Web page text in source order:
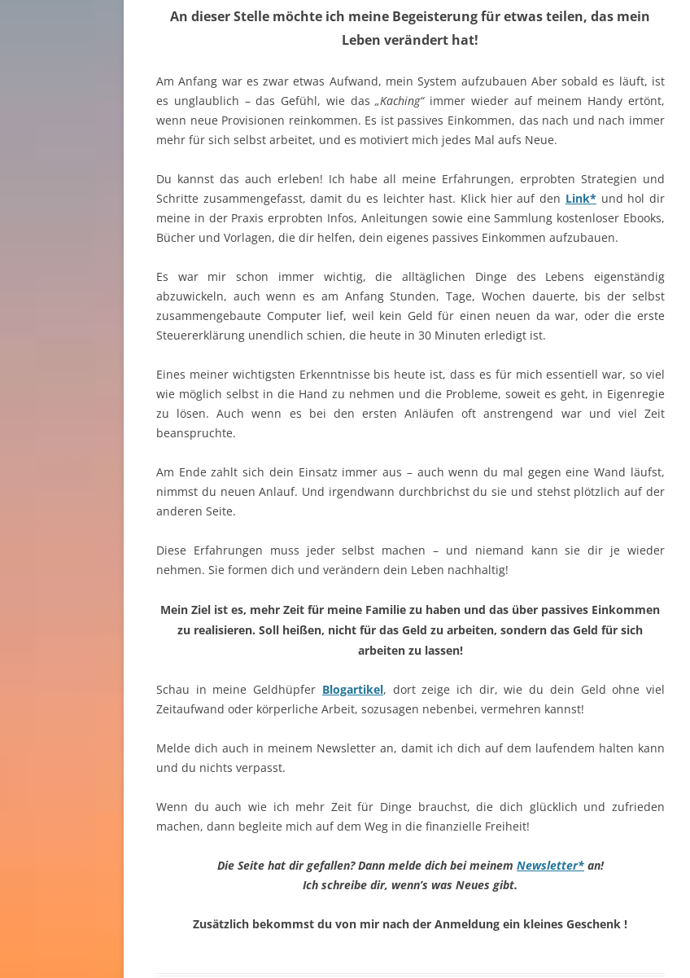
An dieser Stelle möchte ich meine Begeisterung für etwas teilen, das mein
Leben verändert hat!
Am Anfang war es zwar etwas Aufwand, mein System aufzubauen Aber sobald es läuft, ist
es unglaublich – das Gefühl, wie das„Kaching“immer wieder auf meinem Handy ertönt,
wenn neue Provisionen reinkommen. Es ist passives Einkommen, das nach und nach immer
mehr für sich selbst arbeitet, und es motiviert mich jedes Mal aufs Neue.
Du kannst das auch erleben! Ich habe all meine Erfahrungen, erprobten Strategien und
Schritte zusammengefasst, damit du es leichter hast. Klick hier auf den Link*und hol dir
meine in der Praxis erprobten Infos, Anleitungen sowie eine Sammlung kostenloser Ebooks,
Bücher und Vorlagen, die dir helfen, dein eigenes passives Einkommen aufzubauen.
Es war mir schon immer wichtig, die alltäglichen Dinge des Lebens eigenständig
abzuwickeln, auch wenn es am Anfang Stunden, Tage, Wochen dauerte, bis der selbst
zusammengebaute Computer lief, weil kein Geld für einen neuen da war, oder die erste
Steuererklärung unendlich schien, die heute in 30 Minuten erledigt ist.
Eines meiner wichtigsten Erkenntnisse bis heute ist, dass es für mich essentiell war, so viel
wie möglich selbst in die Hand zu nehmen und die Probleme, soweit es geht, in Eigenregie
zu lösen. Auch wenn es bei den ersten Anläufen oft anstrengend war und viel Zeit
beanspruchte.
Am Ende zahlt sich dein Einsatz immer aus – auch wenn du mal gegen eine Wand läufst,
nimmst du neuen Anlauf. Und irgendwann durchbrichst du sie und stehst plötzlich auf der
anderen Seite.
Diese Erfahrungen muss jeder selbst machen – und niemand kann sie dir je wieder
nehmen. Sie formen dich und verändern dein Leben nachhaltig!
Mein Ziel ist es, mehr Zeit für meine Familie zu haben und das über passives Einkommen
zu realisieren. Soll heißen, nicht für das Geld zu arbeiten, sondern das Geld für sich
arbeiten zu lassen!
Schau in meine Geldhüpfer Blogartikel, dort zeige ich dir, wie du dein Geld ohne viel
Zeitaufwand oder körperliche Arbeit, sozusagen nebenbei, vermehren kannst!
Melde dich auch in meinem Newsletter an, damit ich dich auf dem laufendem halten kann
und du nichts verpasst.
Wenn du auch wie ich mehr Zeit für Dinge brauchst, die dich glücklich und zufrieden
machen, dann begleite mich auf dem Weg in die finanzielle Freiheit!
Die Seite hat dir gefallen? Dann melde dich bei meinem Newsletter*an!
Ich schreibe dir, wenn’s was Neues gibt.
Zusätzlich bekommst du von mir nach der Anmeldung ein kleines Geschenk !